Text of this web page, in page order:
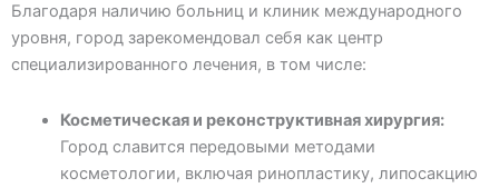
Благодаря наличию больниц и клиник международного
уровня, город зарекомендовал себя как центр
специализированного лечения, в том числе:
Косметическая и реконструктивная хирургия:
Город славится передовыми методами
косметологии, включая ринопластику, липосакцию